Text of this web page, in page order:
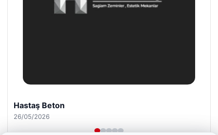
Enes Kaplan Avukatlık Bürosu
28/04/2026